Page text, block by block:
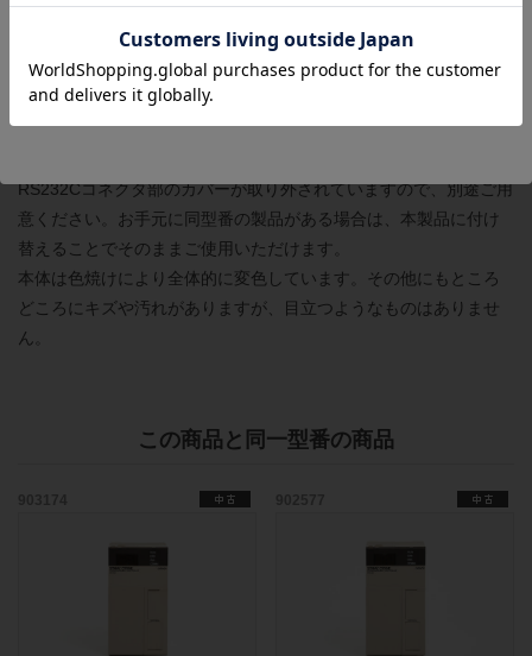
ります。モノタロウ様などのショップでバッテリーを別途ご購入
付属品はコミュニケーションボード「C200HW-COM04-V1(RS-
232C：1ポート、バス)」です。
RS232Cコネクタ部のカバーが取り外されていますので、別途ご用
意ください。お手元に同型番の製品がある場合は、本製品に付け
替えることでそのままご使用いただけます。
本体は色焼けにより全体的に変色しています。その他にもところ
どころにキズや汚れがありますが、目立つようなものはありませ
ん。
この商品と同一型番の商品